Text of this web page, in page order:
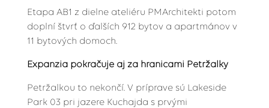
Etapa AB1 z dielne ateliéru PMArchitekti potom
doplní štvrť o ďalších 912 bytov a apartmánov v
11 bytových domoch.
Expanzia pokračuje aj za hranicami Petržalky
Petržalkou to nekončí. V príprave sú Lakeside
Park 03 pri jazere Kuchajda s prvými